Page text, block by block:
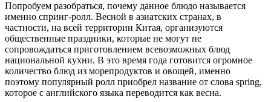
Попробуем разобраться, почему данное блюдо называется
именно спринг-ролл. Весной в азиатских странах, в
частности, на всей территории Китая, организуются
общественные праздники, которые не могут не
сопровождаться приготовлением всевозможных блюд
национальной кухни. В это время года готовится огромное
количество блюд из морепродуктов и овощей, именно
поэтому популярный ролл приобрел название от слова spring,
которое с английского языка переводится как весна.